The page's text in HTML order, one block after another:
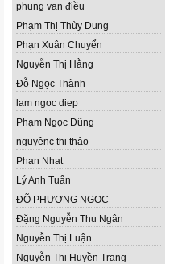
phung van điều
Phạm Thị Thùy Dung
Phạn Xuân Chuyển
Nguyễn Thị Hằng
Đỗ Ngọc Thành
lam ngoc diep
Phạm Ngọc Dũng
nguyênc thị thảo
Phan Nhat
Lý Anh Tuấn
ĐÕ PHƯƠNG NGỌC
Đặng Nguyễn Thu Ngân
Nguyễn Thị Luận
Nguyễn Thị Huyền Trang